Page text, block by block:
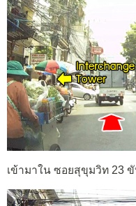
เข้ามาใน ซอยสุขุมวิท 23 ขั